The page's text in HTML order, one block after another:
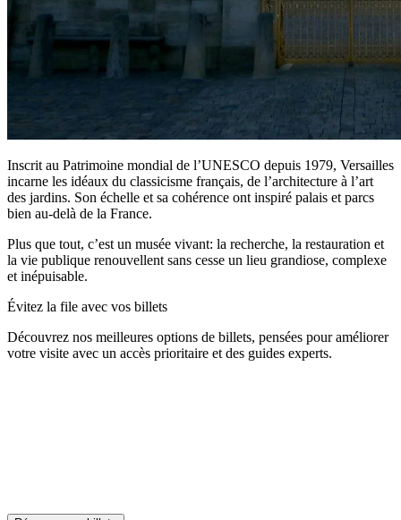
Inscrit au Patrimoine mondial de l’UNESCO depuis 1979, Versailles
incarne les idéaux du classicisme français, de l’architecture à l’art
des jardins. Son échelle et sa cohérence ont inspiré palais et parcs
bien au‑delà de la France.
Plus que tout, c’est un musée vivant: la recherche, la restauration et
la vie publique renouvellent sans cesse un lieu grandiose, complexe
et inépuisable.
Évitez la file avec vos billets
Découvrez nos meilleures options de billets, pensées pour améliorer
votre visite avec un accès prioritaire et des guides experts.